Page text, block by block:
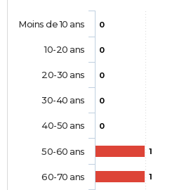
0
0
0
0
0
1
1
Moins de 10 ans
10-20 ans
20-30 ans
30-40 ans
40-50 ans
50-60 ans
60-70 ans